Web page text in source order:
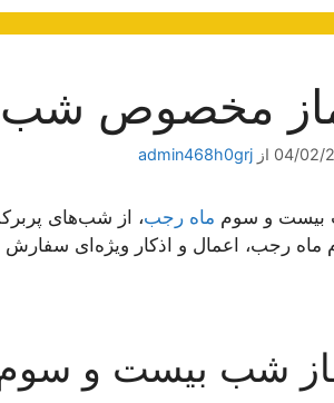
مخصوص
04/02/ از admin468h0grj
و سوم ماه رجب، از شب‌های
ماه رجب، اعمال و اذکار ویژه‌ای سفارش
شب بیست و